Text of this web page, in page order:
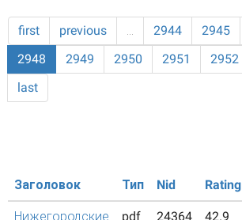
first previous … 2944 2945
2948
2949 2950 2951 2952
last
Заголовок Тип Nid Rating
Нижегородские
pdf 24364 42.9